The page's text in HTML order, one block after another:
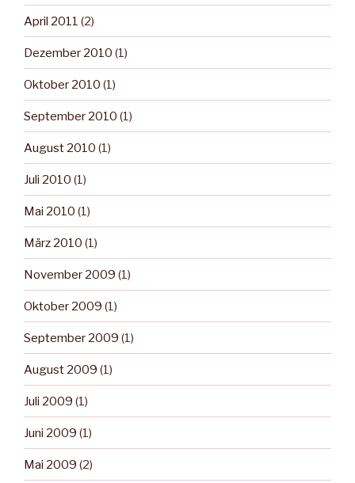
April 2011 (2)
Dezember 2010 (1)
Oktober 2010 (1)
September 2010 (1)
August 2010 (1)
Juli 2010 (1)
Mai 2010 (1)
März 2010 (1)
November 2009 (1)
Oktober 2009 (1)
September 2009 (1)
August 2009 (1)
Juli 2009 (1)
Juni 2009 (1)
Mai 2009 (2)